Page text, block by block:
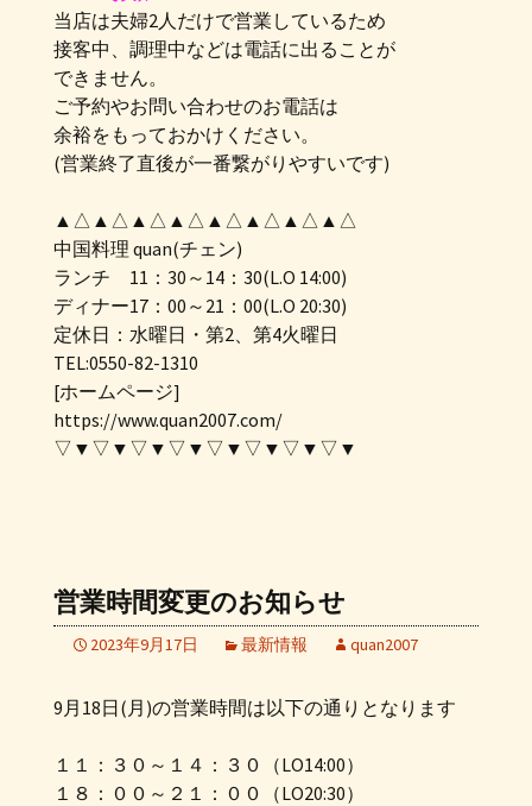
当店は夫婦2人だけで営業しているため
接客中、調理中などは電話に出ることが
できません。
ご予約やお問い合わせのお電話は
余裕をもっておかけください。
(営業終了直後が一番繋がりやすいです)
▲△▲△▲△▲△▲△▲△▲△▲△
中国料理 quan(チェン)
ランチ 11：30～14：30(L.O 14:00)
ディナー17：00～21：00(L.O 20:30)
定休日：水曜日・第2、第4火曜日
TEL:0550-82-1310
[ホームページ]
https://www.quan2007.com/
▽▼▽▼▽▼▽▼▽▼▽▼▽▼▽▼
営業時間変更のお知らせ
2023年9月17日 最新情報 quan2007
9月18日(月)の営業時間は以下の通りとなります
１１：３０～１４：３０（LO14:00）
１８：００～２１：００（LO20:30）